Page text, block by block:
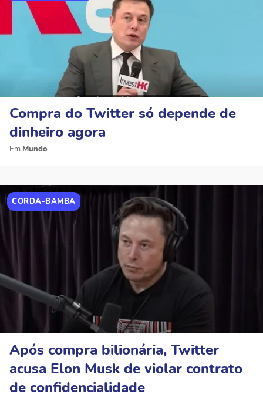
Compra do Twitter só depende de
dinheiro agora
Mundo
CORDA-BAMBA
Após compra bilionária, Twitter
acusa Elon Musk de violar contrato
de confidencialidade